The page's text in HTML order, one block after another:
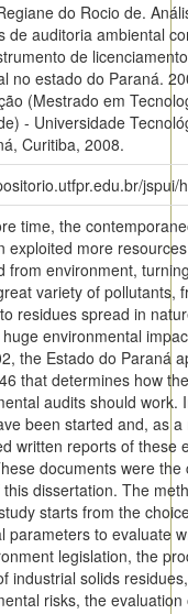
do Rocio de.
de auditoria ambiental
de
no estado do Paraná.
(Mestrado em
- Universidade
Curitiba, 2008.
jspui/
time, the
exploited more
from environment,
variety of pollutants,
residues spread in
environmental
the Estado do Paraná
that determines how
audits should work.
been started and, as a
written reports of these
documents were the
dissertation. The
starts from the
parameters to evaluate
legislation, the
industrial solids
risks, the evaluation